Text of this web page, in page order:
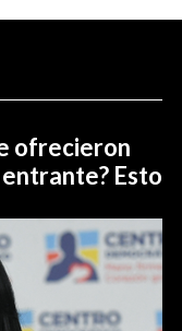
ofrecieron
Esto